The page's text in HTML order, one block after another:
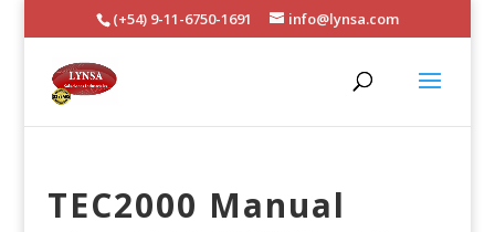
(+54) 9-11-6750-1691 info@lynsa.com
TEC2000 Manual